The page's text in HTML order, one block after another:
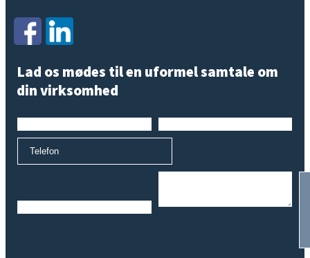
Lad os mødes til en uformel samtale om
din virksomhed